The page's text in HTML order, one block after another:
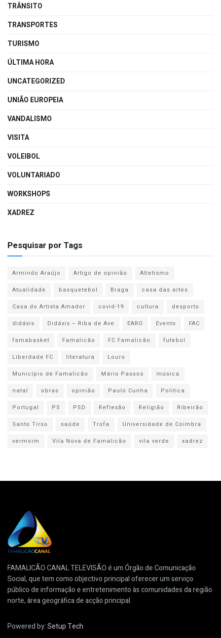
TRÂNSITO
TRANSPORTES
TURISMO
ÚLTIMA HORA
UNCATEGORIZED
UNIÃO EUROPEIA
VANDALISMO
VISITA
VOLEIBOL
VOLUNTARIADO
WORKSHOPS
XADREZ
Pesquisar por Tags
Armindo Araújo Artigo de opinião
Atletismo
Atualidade
basquetebol Braga
casa das artes
Casa do Artista Amador
covid-19 cultura
desporto
didáxis
Didáxis – Riba de Ave EARO Evento
FAC
famabasket
Famalicão FC Famalicão
futebol
Liberdade FC
literatura
Louro
Município de Famalicão
Mário Passos
música
natal
obras opinião Paulo Cunha
Politica
Portugal
PS PSD Reflexão Religião
Ribeirão
Santo Tirso
saúde Trofa
Universidade de Coimbra
vermoim
Vila Nova de Famalicão vila verde xadrez
FAMALICÃO CANAL TELEVISÃO é um Órgão de Comunicação
Social, que tem como objectivo principal oferecer um serviço
público de informação e entretenimento às comunidades da região
norte, área geográfica de acção principal.
Powered by:Setup Tech